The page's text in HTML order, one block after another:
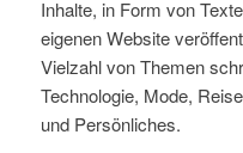
Inhalte, in Form von
eigenen Website
Vielzahl von Themen
Technologie, Mode,
und Persönliches.